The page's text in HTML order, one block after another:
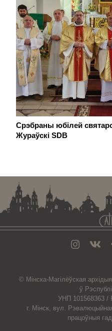
Срэбраны юбілей
Жураўскі SDB
© Мiнска-Магiлёўская
ў
УНП 101568363 /
г. Мінск, вул.
працоўныя